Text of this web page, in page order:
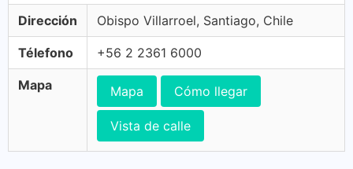
Dirección Obispo Villarroel, Santiago, Chile
Télefono +56 2 2361 6000
Mapa Mapa Cómo llegar
Vista de calle